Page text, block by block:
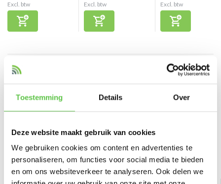
Toestemming Details Over
Deze website maakt gebruik van cookies
We gebruiken cookies om content en advertenties te
personaliseren, om functies voor social media te bieden
en om ons websiteverkeer te analyseren. Ook delen we
Excl. btw Excl. btw Excl. btw
Reviews
Er zijn nog geen reviews geschreven over dit product..
Schrijf je eigen review
Bekijk ook